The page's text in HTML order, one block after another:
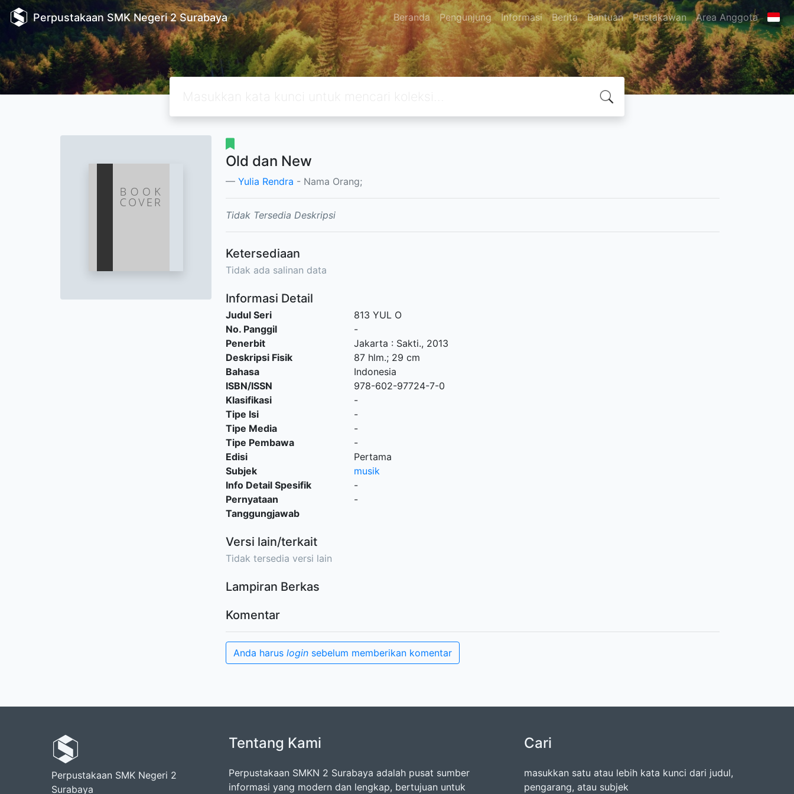
Perpustakaan SMK Negeri 2 Surabaya Beranda Pengunjung Informasi Berita Bantuan Pustakawan Area Anggota
Old dan New
Yulia Rendra - Nama Orang;
Tidak Tersedia Deskripsi
Ketersediaan
Tidak ada salinan data
Informasi Detail
Judul Seri
813 YUL O
No. Panggil
-
Penerbit
Jakarta : Sakti., 2013
Deskripsi Fisik
87 hlm.; 29 cm
Bahasa
Indonesia
ISBN/ISSN
978-602-97724-7-0
Klasifikasi
-
Tipe Isi
-
Tipe Media
-
Tipe Pembawa
-
Edisi
Pertama
Subjek
musik
Info Detail Spesifik
-
Pernyataan
Tanggungjawab
-
Versi lain/terkait
Tidak tersedia versi lain
Lampiran Berkas
Komentar
Anda harus login sebelum memberikan komentar
Perpustakaan SMK Negeri 2
Surabaya
Tentang Kami
Perpustakaan SMKN 2 Surabaya adalah pusat sumber
informasi yang modern dan lengkap, bertujuan untuk
Cari
masukkan satu atau lebih kata kunci dari judul,
pengarang, atau subjek